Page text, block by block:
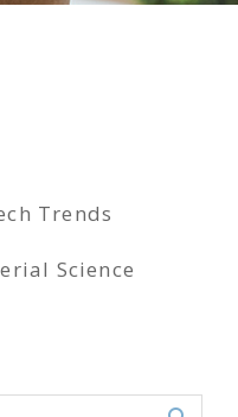
Trends
Science